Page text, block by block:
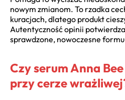
nowym zmianom. To rzadka
kuracjach, dlatego produkt
Autentyczność opinii
sprawdzone, nowoczesne
Czy serum Anna
przy cerze